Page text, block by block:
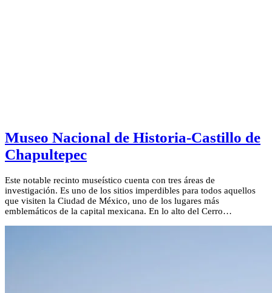
Museo Nacional de Historia-Castillo de
Chapultepec
Este notable recinto museístico cuenta con tres áreas de
investigación. Es uno de los sitios imperdibles para todos aquellos
que visiten la Ciudad de México, uno de los lugares más
emblemáticos de la capital mexicana. En lo alto del Cerro…